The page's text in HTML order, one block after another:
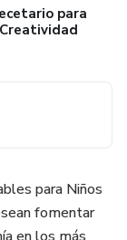
para
para Niños
fomentar